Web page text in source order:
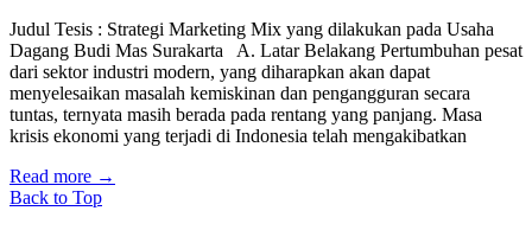
Judul Tesis : Strategi Marketing Mix yang dilakukan pada Usaha
Dagang Budi Mas Surakarta A. Latar Belakang Pertumbuhan pesat
dari sektor industri modern, yang diharapkan akan dapat
menyelesaikan masalah kemiskinan dan pengangguran secara
tuntas, ternyata masih berada pada rentang yang panjang. Masa
krisis ekonomi yang terjadi di Indonesia telah mengakibatkan
Read more →
Back to Top